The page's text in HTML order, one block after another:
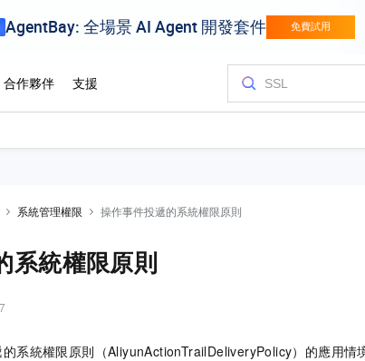
系統管理權限 操作事件投遞的系統權限原則
系統權限原則
系統權限原則（AliyunActionTrailDeliveryPolicy）的應用情